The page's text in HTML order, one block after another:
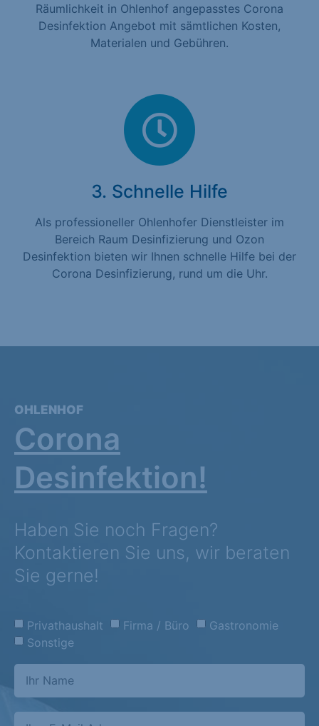
Räumlichkeit in Ohlenhof angepasstes Corona
Desinfektion Angebot mit sämtlichen Kosten,
Materialen und Gebühren.
3. Schnelle Hilfe
Als professioneller Ohlenhofer Dienstleister im
Bereich Raum Desinfizierung und Ozon
Desinfektion bieten wir Ihnen schnelle Hilfe bei der
Corona Desinfizierung, rund um die Uhr.
OHLENHOF
Corona
Desinfektion!
Haben Sie noch Fragen?
Kontaktieren Sie uns, wir beraten
Sie gerne!
Privathaushalt Firma / Büro
Gastronomie
Sonstige